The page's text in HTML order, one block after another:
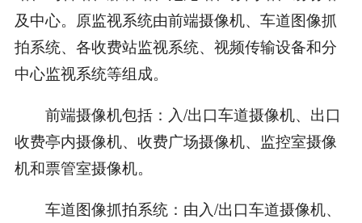
及中心。原监视系统由前端摄像机、车道图像抓
拍系统、各收费站监视系统、视频传输设备和分
中心监视系统等组成。
前端摄像机包括：入/出口车道摄像机、出口
收费亭内摄像机、收费广场摄像机、监控室摄像
机和票管室摄像机。
车道图像抓拍系统：由入/出口车道摄像机、